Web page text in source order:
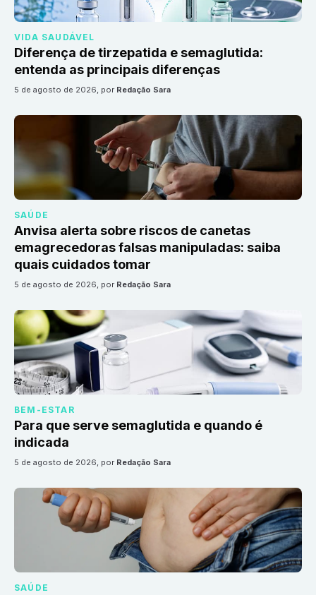
VIDA SAUDÁVEL
Diferença de tirzepatida e semaglutida:
entenda as principais diferenças
5 de agosto de 2026, por Redação Sara
SAÚDE
Anvisa alerta sobre riscos de canetas
emagrecedoras falsas manipuladas: saiba
quais cuidados tomar
5 de agosto de 2026, por Redação Sara
BEM-ESTAR
Para que serve semaglutida e quando é
indicada
5 de agosto de 2026, por Redação Sara
SAÚDE